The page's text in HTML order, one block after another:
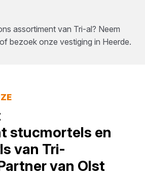
assortiment van Tri-al? Neem
bezoek onze vestiging in Heerde.
stucmortels en
van Tri-
van Olst